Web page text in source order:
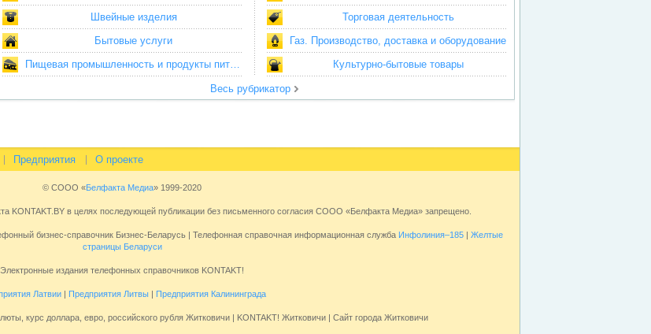
Швейные изделия
Бытовые услуги
Пищевая промышленность и продукты питания
Торговая деятельность
Газ. Производство, доставка и оборудование
Культурно-бытовые товары
Весь рубрикатор
Предприятия О проекте
© СООО «Белфакта Медиа» 1999-2020
KONTAKT.BY в целях последующей публикации без письменного согласия СООО «Белфакта Медиа» запрещено.
бизнес-справочник Бизнес-Беларусь | Телефонная справочная информационная служба Инфолиния–185| Желтые
страницы Беларуси
Электронные издания телефонных справочников KONTAKT!
Латвии | Предприятия Литвы | Предприятия Калининграда
курс доллара, евро, российского рубля Житковичи | KONTAKT! Житковичи | Сайт города Житковичи